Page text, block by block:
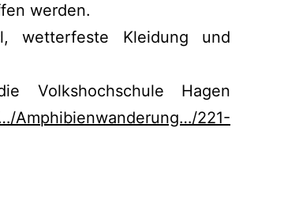
werden.
wetterfeste Kleidung und
Volkshochschule Hagen
Amphibienwanderung…/221-